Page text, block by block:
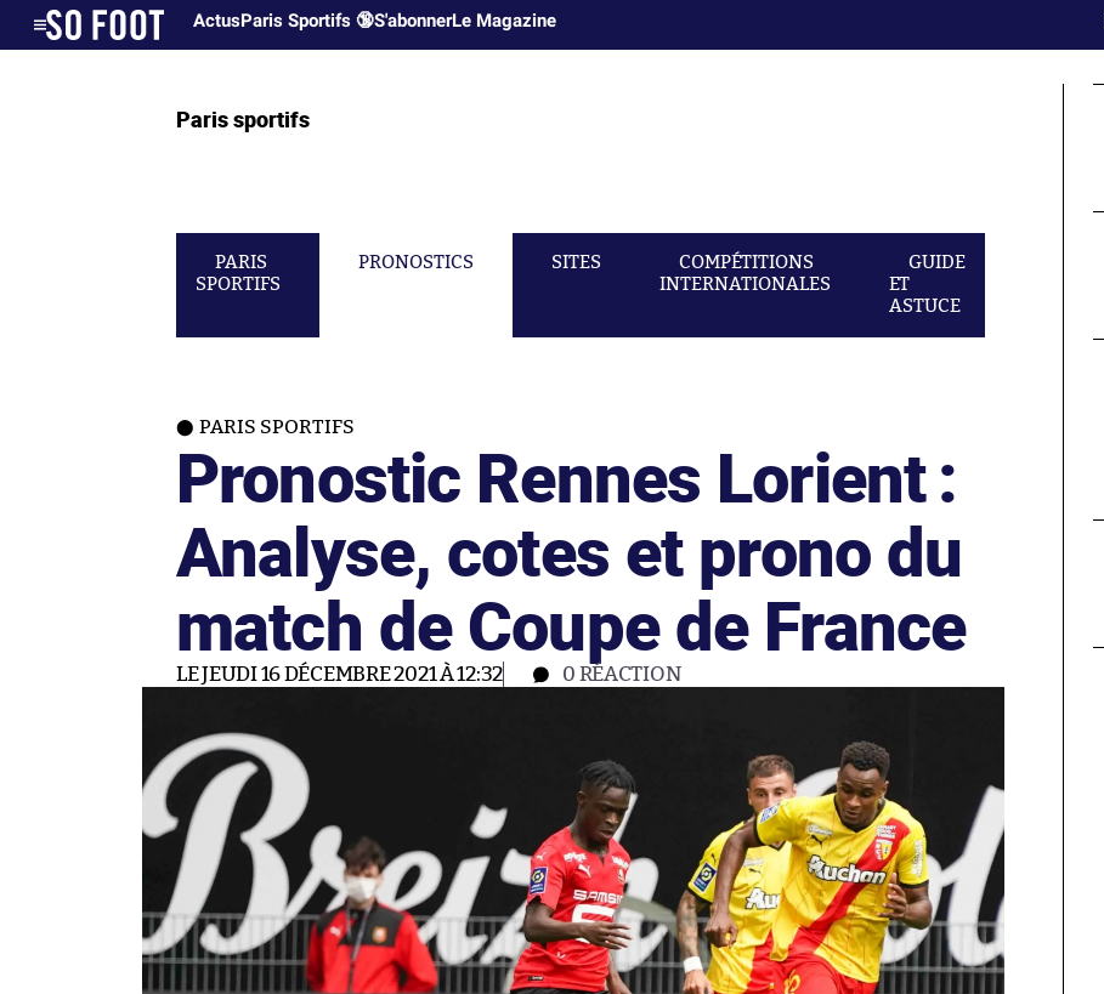
ActusParis Sportifs 🔞S'abonnerLe Magazine
Paris sportifs
PARIS
SPORTIFS
PRONOSTICS SITES
COMPÉTITIONS
INTERNATIONALES
GUIDE
ET
ASTUCE
PARIS SPORTIFS
Pronostic Rennes Lorient :
Analyse, cotes et prono du
match de Coupe de France
LE JEUDI 16 DÉCEMBRE 2021 À 12:32 0 RÉACTION